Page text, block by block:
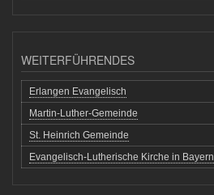
WEITERFÜHRENDES
Erlangen Evangelisch
Martin-Luther-Gemeinde
St. Heinrich Gemeinde
Evangelisch-Lutherische Kirche in Bayern